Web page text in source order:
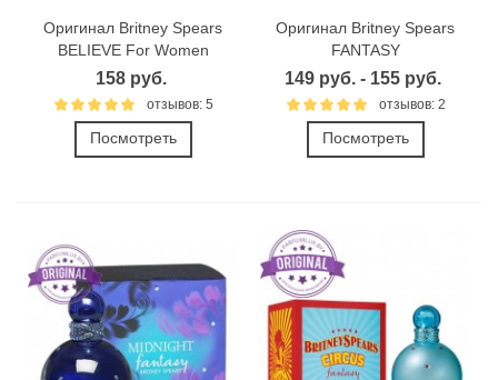
Оригинал Britney Spears
BELIEVE For Women
158 руб.
отзывов: 5
Посмотреть
Оригинал Britney Spears
FANTASY
149 руб. - 155 руб.
отзывов: 2
Посмотреть